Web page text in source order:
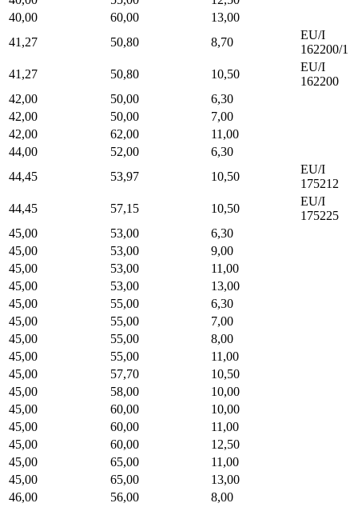
40,00
60,00
13,00
41,27
50,80 8,70
EU/I
162200/1
41,27
50,80 10,50
EU/I
162200
42,00
50,00
6,30
42,00
50,00
7,00
42,00
62,00
11,00
44,00
52,00
6,30
44,45
53,97 10,50
EU/I
175212
44,45
57,15 10,50
EU/I
175225
45,00
53,00
6,30
45,00
53,00
9,00
45,00
53,00
11,00
45,00
53,00
13,00
45,00
55,00
6,30
45,00
55,00
7,00
45,00
55,00
8,00
45,00
55,00
11,00
45,00
57,70
10,50
45,00
58,00
10,00
45,00
60,00
10,00
45,00
60,00
11,00
45,00
60,00
12,50
45,00
65,00
11,00
45,00
65,00
13,00
46,00
56,00
8,00